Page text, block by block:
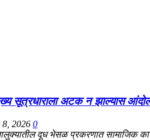
सूत्रधाराला अटक न झाल्यास
8, 2026 0
दूध भेसळ प्रकरणात सामाजिक